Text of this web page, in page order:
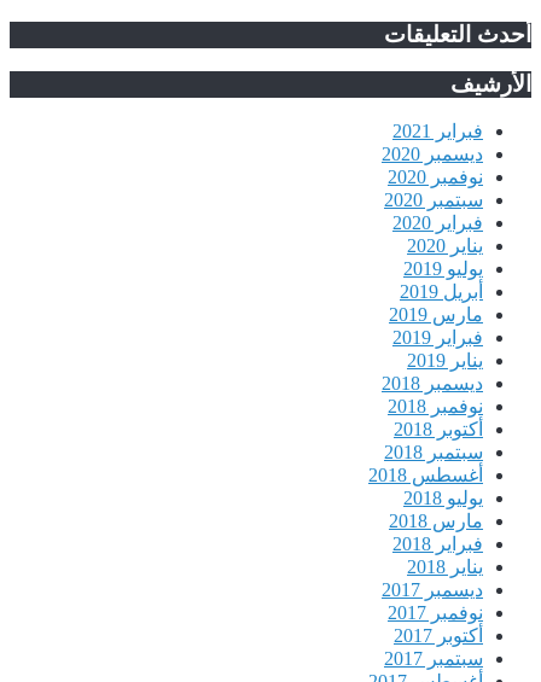
أحدث التعليقات
الأرشيف
فبراير 2021
ديسمبر 2020
نوفمبر 2020
سبتمبر 2020
فبراير 2020
يناير 2020
يوليو 2019
أبريل 2019
مارس 2019
فبراير 2019
يناير 2019
ديسمبر 2018
نوفمبر 2018
أكتوبر 2018
سبتمبر 2018
أغسطس 2018
يوليو 2018
مارس 2018
فبراير 2018
يناير 2018
ديسمبر 2017
نوفمبر 2017
أكتوبر 2017
سبتمبر 2017